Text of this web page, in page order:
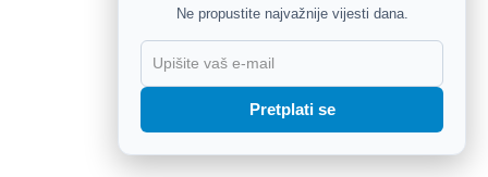
Ne propustite najvažnije vijesti dana.
Pretplati se